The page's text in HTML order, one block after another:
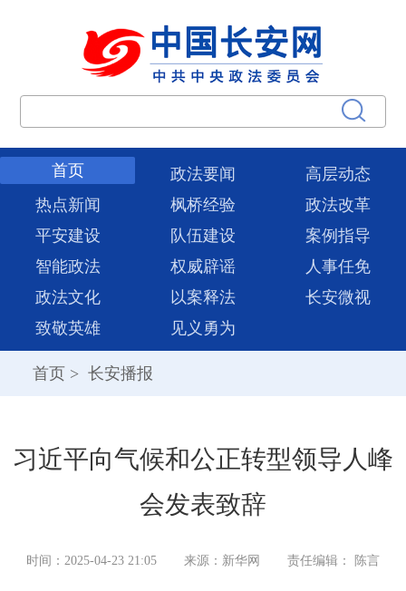
首页 政法要闻
高层动态
热点新闻
枫桥经验
政法改革
平安建设
队伍建设
案例指导
智能政法
权威辟谣
人事任免
政法文化
以案释法
长安微视
致敬英雄
见义勇为
首页 > 长安播报
习近平向气候和公正转型领导人峰
会发表致辞
时间：2025-04-23 21:05 来源：新华网 责任编辑： 陈言